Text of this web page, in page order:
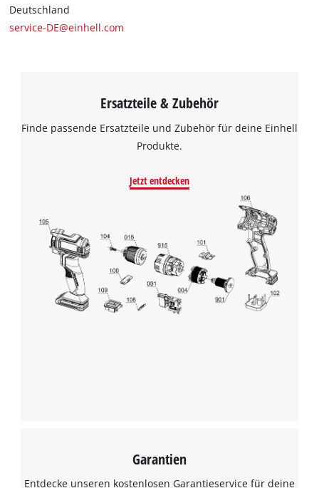
Deutschland
service-DE@einhell.com
Ersatzteile & Zubehör
Finde passende Ersatzteile und Zubehör für deine Einhell
Produkte.
Jetzt entdecken
Garantien
Entdecke unseren kostenlosen Garantieservice für deine